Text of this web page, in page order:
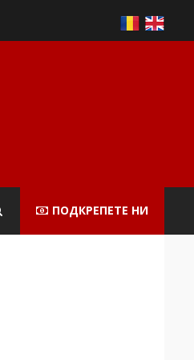
ПОДКРЕПЕТЕ НИ